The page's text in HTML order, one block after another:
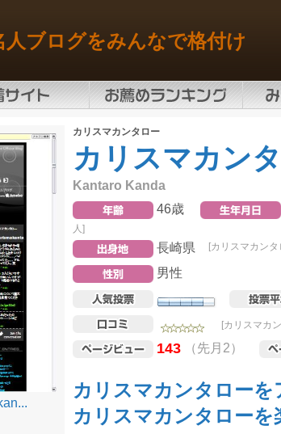
人ブログをみんなで格付け
カリスマカンタロー
カリスマカン
Kantaro Kanda
46歳
人]
長崎県 [カリスマカン
男性
[カリスマカ
143 （先月2）
カリスマカンタロー
カリスマカンタローを